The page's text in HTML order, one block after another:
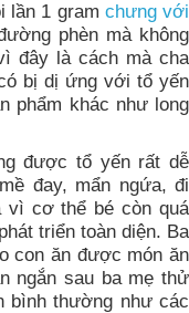
lần 1 gram chưng với
phèn mà không
đây là cách mà cha
bị dị ứng với tổ yến
phẩm khác như long
được tổ yến rất dễ
đay, mẩn ngứa, đi
cơ thể bé còn quá
triển toàn diện. Ba
con ăn được món ăn
ngắn sau ba mẹ thử
bình thường như các